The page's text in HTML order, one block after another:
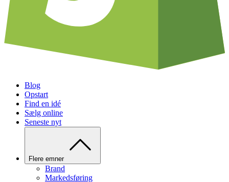
Blog
Opstart
Find en idé
Sælg online
Seneste nyt
Flere emner
Brand
Markedsføring